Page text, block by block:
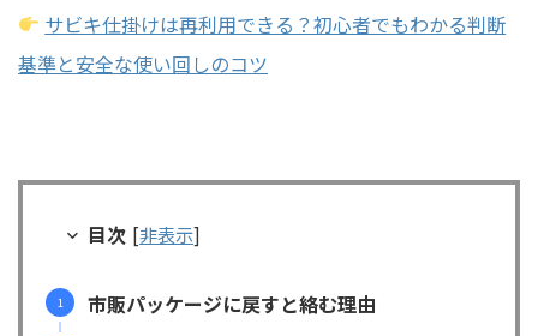
サビキ仕掛けは再利用できる？初心者でもわかる判断
基準と安全な使い回しのコツ
目次 [非表示]
市販パッケージに戻すと絡む理由